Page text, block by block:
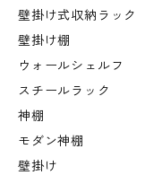
壁掛け式収納ラック
壁掛け棚
ウォールシェルフ
スチールラック
神棚
モダン神棚
壁掛け